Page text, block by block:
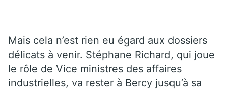
Mais cela n’est rien eu égard aux dossiers
délicats à venir. Stéphane Richard, qui joue
le rôle de Vice ministres des affaires
industrielles, va rester à Bercy jusqu’à sa